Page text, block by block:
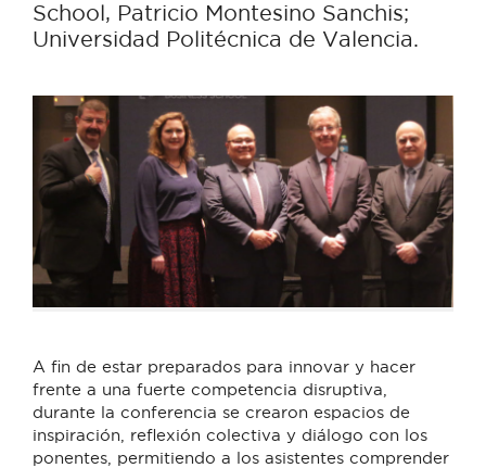
School, Patricio Montesino Sanchis;
Universidad Politécnica de Valencia.
A fin de estar preparados para innovar y hacer
frente a una fuerte competencia disruptiva,
durante la conferencia se crearon espacios de
inspiración, reflexión colectiva y diálogo con los
ponentes, permitiendo a los asistentes comprender